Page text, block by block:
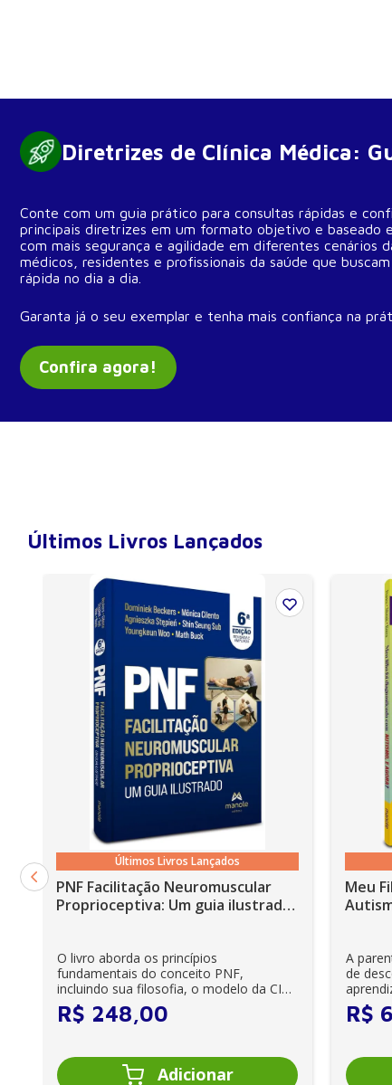
Diretrizes de Clínica Médica:
Conte com um guia prático para consultas rápidas e
principais diretrizes em um formato objetivo e baseado
com mais segurança e agilidade em diferentes cenários
médicos, residentes e profissionais da saúde que
rápida no dia a dia.
Garanta já o seu exemplar e tenha mais confiança na
Confira agora!
Últimos Livros Lançados
Últimos Livros Lançados
PNF Facilitação Neuromuscular
Proprioceptiva: Um guia ilustrado
O livro aborda os princípios
fundamentais do conceito PNF,
incluindo sua filosofia, o modelo da CIF,
aprendizagem motora...
R$ 248,00
Meu
A
de
R$